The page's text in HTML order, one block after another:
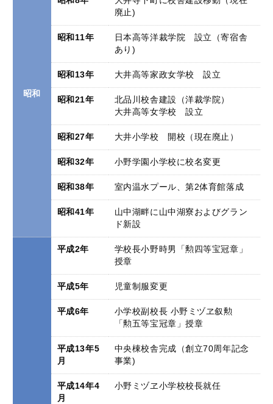
昭和
廃止)
昭和11年
日本高等洋裁学院 設立（寄宿舎
あり)
昭和13年 大井高等家政女学校 設立
昭和21年
北品川校舎建設（洋裁学院）
大井高等女学校 設立
昭和27年 大井小学校 開校（現在廃止）
昭和32年 小野学園小学校に校名変更
昭和38年 室内温水プール、第2体育館落成
昭和41年
山中湖畔に山中湖寮およびグラン
ド新設
平成2年
学校長小野時男「勲四等宝冠章」
授章
平成5年 児童制服変更
平成6年
小学校副校長 小野ミヅヱ叙勲
「勲五等宝冠章」授章
平成13年5
月
中央棟校舎完成（創立70周年記念
事業)
平成14年4
月
小野ミヅヱ小学校校長就任